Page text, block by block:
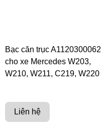
Bạc căn trục A1120300062
cho xe Mercedes W203,
W210, W211, C219, W220
Liên hệ